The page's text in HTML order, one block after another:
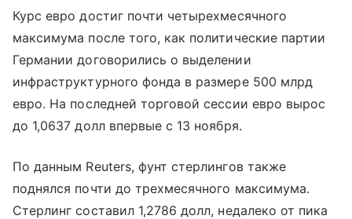
Курс евро достиг почти четырехмесячного
максимума после того, как политические партии
Германии договорились о выделении
инфраструктурного фонда в размере 500 млрд
евро. На последней торговой сессии евро вырос
до 1,0637 долл впервые с 13 ноября.
По данным Reuters, фунт стерлингов также
поднялся почти до трехмесячного максимума.
Стерлинг составил 1,2786 долл, недалеко от пика